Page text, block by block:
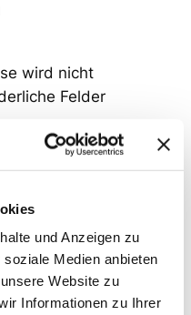
und Anzeigen zu
Medien anbieten
Website zu
Informationen zu Ihrer
wird nicht
Felder